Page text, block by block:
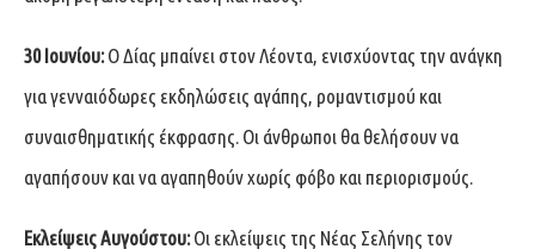
30 Ιουνίου:Ο Δίας μπαίνει στον Λέοντα, ενισχύοντας την ανάγκη
για γενναιόδωρες εκδηλώσεις αγάπης, ρομαντισμού και
συναισθηματικής έκφρασης. Οι άνθρωποι θα θελήσουν να
αγαπήσουν και να αγαπηθούν χωρίς φόβο και περιορισμούς.
Εκλείψεις Αυγούστου:Οι εκλείψεις της Νέας Σελήνης τον